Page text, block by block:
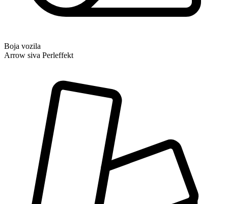
Boja vozila
Arrow siva Perleffekt